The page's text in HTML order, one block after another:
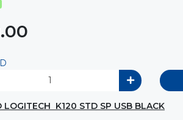
LOGITECH K120 STD SP USB BLACK